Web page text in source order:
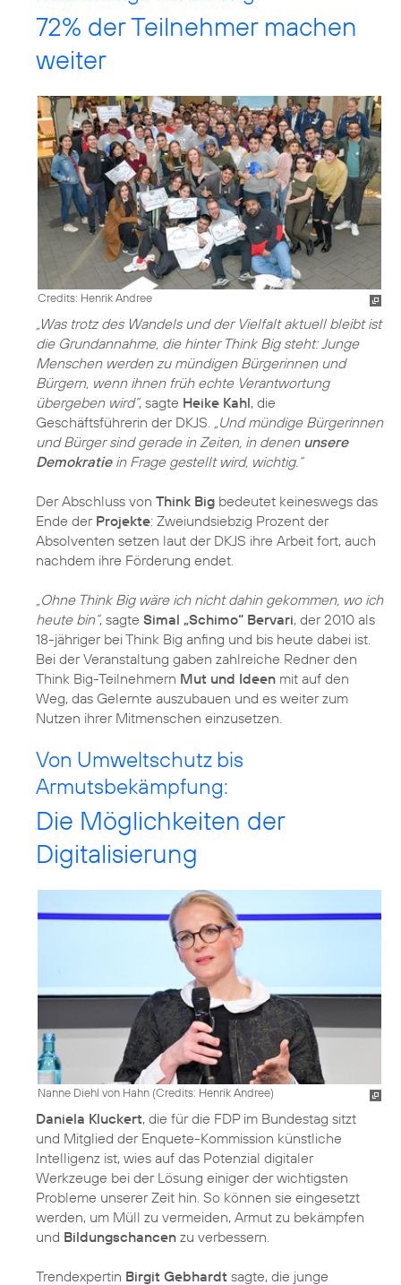
72% der Teilnehmer machen
weiter
Credits: Henrik Andree
„Was trotz des Wandels und der Vielfalt aktuell bleibt ist
die Grundannahme, die hinter Think Big steht: Junge
Menschen werden zu mündigen Bürgerinnen und
Bürgern, wenn ihnen früh echte Verantwortung
übergeben wird“, sagte Heike Kahl, die
Geschäftsführerin der DKJS. „Und mündige Bürgerinnen
und Bürger sind gerade in Zeiten, in denen unsere
Demokratiein Frage gestellt wird, wichtig.“
Der Abschluss von Think Big bedeutet keineswegs das
Ende der Projekte: Zweiundsiebzig Prozent der
Absolventen setzen laut der DKJS ihre Arbeit fort, auch
nachdem ihre Förderung endet.
„Ohne Think Big wäre ich nicht dahin gekommen, wo ich
heute bin“, sagte Simal „Schimo“ Bervari, der 2010 als
18-jähriger bei Think Big anfing und bis heute dabei ist.
Bei der Veranstaltung gaben zahlreiche Redner den
Think Big-Teilnehmern Mut und Ideen mit auf den
Weg, das Gelernte auszubauen und es weiter zum
Nutzen ihrer Mitmenschen einzusetzen.
Von Umweltschutz bis
Armutsbekämpfung:
Die Möglichkeiten der
Digitalisierung
Nanne Diehl von Hahn (Credits: Henrik Andree)
Daniela Kluckert, die für die FDP im Bundestag sitzt
und Mitglied der Enquete-Kommission künstliche
Intelligenz ist, wies auf das Potenzial digitaler
Werkzeuge bei der Lösung einiger der wichtigsten
Probleme unserer Zeit hin. So können sie eingesetzt
werden, um Müll zu vermeiden, Armut zu bekämpfen
und Bildungschancen zu verbessern.
Trendexpertin Birgit Gebhardt sagte, die junge